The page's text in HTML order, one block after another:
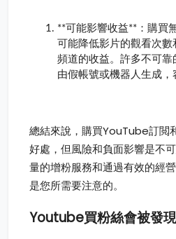
**可能影響收益**：購買
可能降低影片的觀看次數
頻道的收益。許多不可
由假帳號或機器人生成，
總結來說，購買YouTube訂閲
好處，但風險和負面影響是不
量的增粉服務和通過有效的經
是您所需要注意的。
Youtube買粉絲會被發